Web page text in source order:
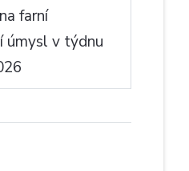
farní
úmysl v týdnu